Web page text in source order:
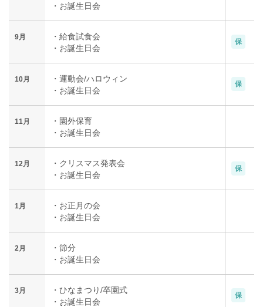
・お誕生日会
9月
・給食試食会
・お誕生日会
保
10月
・運動会/ハロウィン
・お誕生日会
保
11月
・園外保育
・お誕生日会
12月
・クリスマス発表会
・お誕生日会
保
1月
・お正月の会
・お誕生日会
2月
・節分
・お誕生日会
3月
・ひなまつり/卒園式
・お誕生日会
保